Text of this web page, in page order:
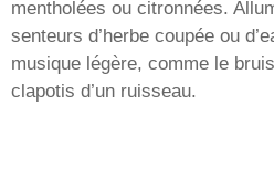
mentholées ou citronnées.
senteurs d’herbe coupée ou
musique légère, comme le
clapotis d’un ruisseau.